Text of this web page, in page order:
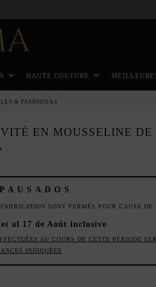
HAUTE COUTURE
& PASHMINAS
EN MOUSSELINE DE
SONT FERMÉS POUR CAUSE DE
al 17 de Août inclusive
AU COURS DE CETTE PÉRIODE
INDIQUÉES